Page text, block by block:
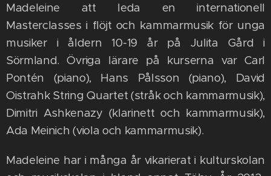
Madeleine att leda en internationell
Masterclasses i flöjt och kammarmusik för unga
musiker i åldern 10-19 år på Julita Gård i
Sörmland. Övriga lärare på kurserna var Carl
Pontén (piano), Hans Pålsson (piano), David
Oistrahk String Quartet (stråk och kammarmusik),
Dimitri Ashkenazy (klarinett och kammarmusik),
Ada Meinich (viola och kammarmusik).
Madeleine har i många år vikarierat i kulturskolan